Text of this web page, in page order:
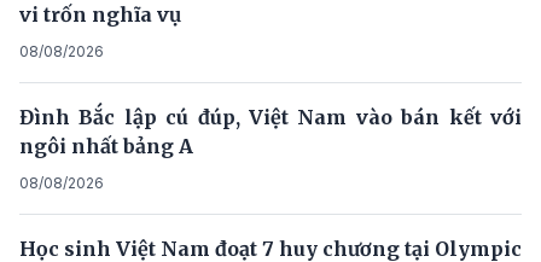
vi trốn nghĩa vụ
08/08/2026
Đình Bắc lập cú đúp, Việt Nam vào bán kết với
ngôi nhất bảng A
08/08/2026
Học sinh Việt Nam đoạt 7 huy chương tại Olympic